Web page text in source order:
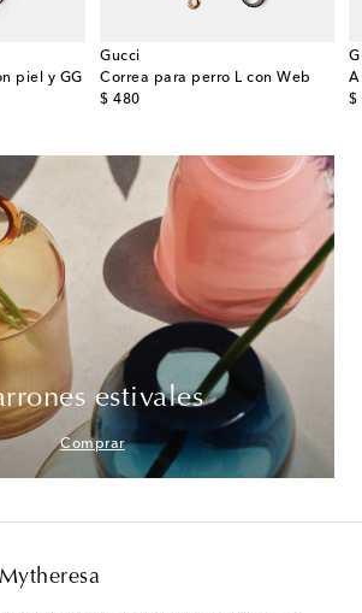
piel y GG
Gucci
Correa para perro L con Web
$ 480
original price $
estivales
Comprar